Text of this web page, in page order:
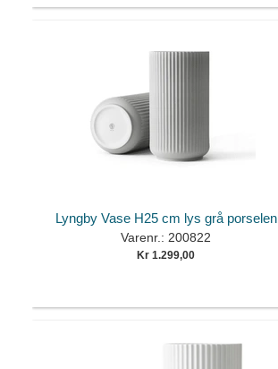
Lyngby Vase H25 cm lys grå porselen
Varenr.: 200822
Kr 1.299,00